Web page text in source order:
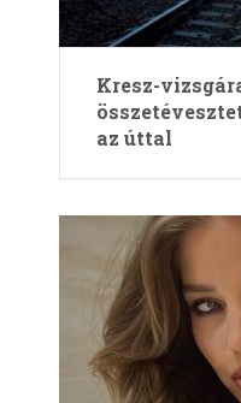
Kresz-
az úttal